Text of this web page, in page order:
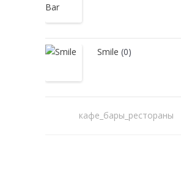
Smile (0)
кафе_бары_рестораны